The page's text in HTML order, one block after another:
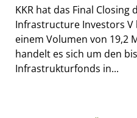
KKR hat das Final Closing
Infrastructure Investors V
einem Volumen von 19,2
handelt es sich um den
Infrastrukturfonds in...